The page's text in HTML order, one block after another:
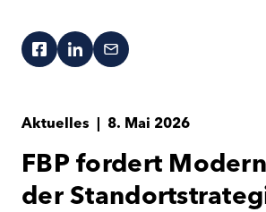
Aktuelles 8. Mai 2026
FBP fordert
der